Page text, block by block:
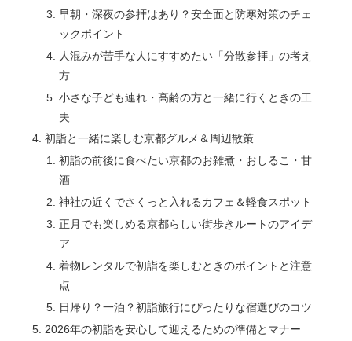
早朝・深夜の参拝はあり？安全面と防寒対策のチェ
ックポイント
人混みが苦手な人にすすめたい「分散参拝」の考え
方
小さな子ども連れ・高齢の方と一緒に行くときの工
夫
初詣と一緒に楽しむ京都グルメ＆周辺散策
初詣の前後に食べたい京都のお雑煮・おしるこ・甘
酒
神社の近くでさくっと入れるカフェ＆軽食スポット
正月でも楽しめる京都らしい街歩きルートのアイデ
ア
着物レンタルで初詣を楽しむときのポイントと注意
点
日帰り？一泊？初詣旅行にぴったりな宿選びのコツ
2026年の初詣を安心して迎えるための準備とマナー